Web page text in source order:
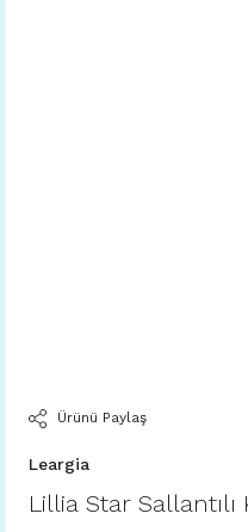
Ürünü Paylaş
Leargia
Lillia Star